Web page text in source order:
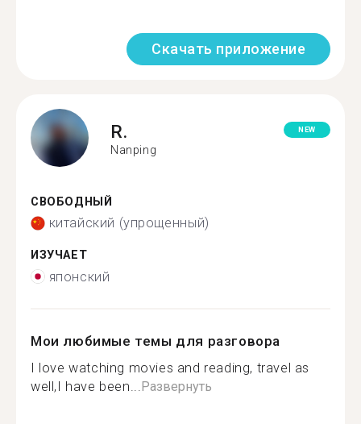
Скачать приложение
R.
Nanping
NEW
СВОБОДНЫЙ
китайский (упрощенный)
ИЗУЧАЕТ
японский
Мои любимые темы для разговора
I love watching movies and reading, travel as
well,I have been... Развернуть